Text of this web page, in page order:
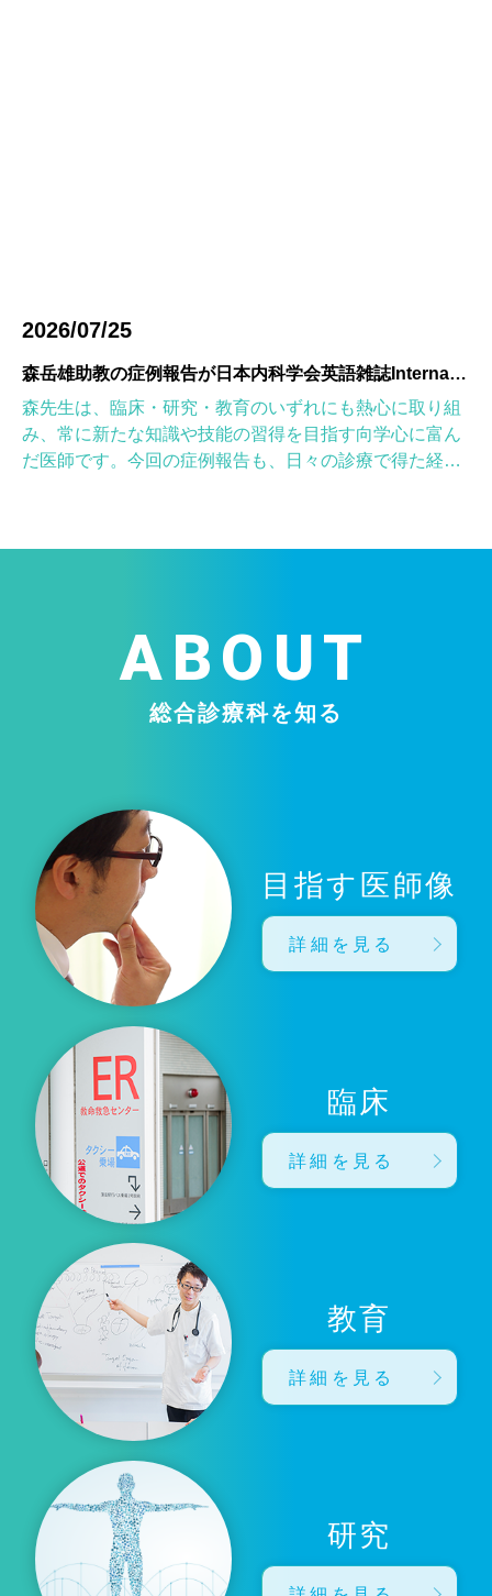
2026/07/25
森岳雄助教の症例報告が日本内科学会英語雑誌Internal Medicineに掲載されました
森先生は、臨床・研究・教育のいずれにも熱心に取り組
み、常に新たな知識や技能の習得を目指す向学心に富ん
だ医師です。今回の症例報告も、日々の診療で得た経験
ABOUT
総合診療科を知る
目指す医師像
詳細を見る
臨床
詳細を見る
教育
詳細を見る
研究